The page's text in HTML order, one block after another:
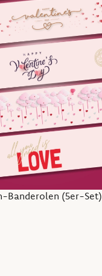
Banderolen (5er-Set)